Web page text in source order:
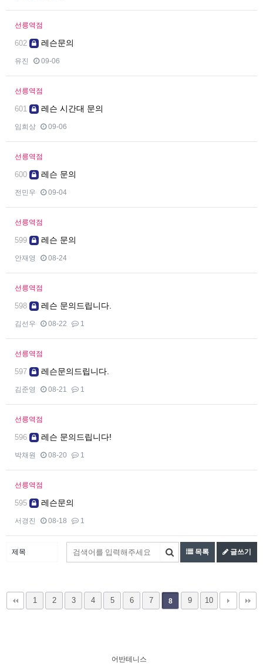
선릉역점
602 레슨문의
유진 09-06
선릉역점
601 레슨 시간대 문의
임희상 09-06
선릉역점
600 레슨 문의
전민우 09-04
선릉역점
599 레슨 문의
안재영 08-24
선릉역점
598 레슨 문의드립니다.
김선우 08-22 1
선릉역점
597 레슨문의드립니다.
김준영 08-21 1
선릉역점
596 레슨 문의드립니다!
박채원 08-20 1
선릉역점
595 레슨문의
서경진 08-18 1
목록 글쓰기
1 2 3 4 5 6 7 8 9 10
어반테니스